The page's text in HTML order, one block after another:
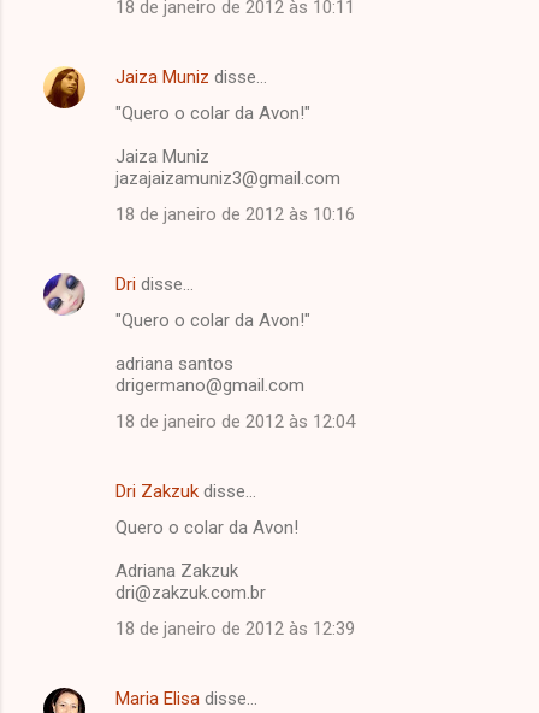
18 de janeiro de 2012 às 10:11
Jaiza Muniz disse…
"Quero o colar da Avon!"
Jaiza Muniz
jazajaizamuniz3@gmail.com
18 de janeiro de 2012 às 10:16
Dri disse…
"Quero o colar da Avon!"
adriana santos
drigermano@gmail.com
18 de janeiro de 2012 às 12:04
Dri Zakzuk disse…
Quero o colar da Avon!
Adriana Zakzuk
dri@zakzuk.com.br
18 de janeiro de 2012 às 12:39
Maria Elisa disse…